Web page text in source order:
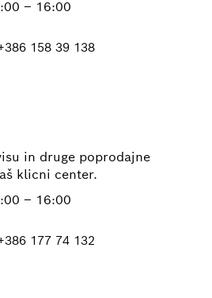
– 16:00
158 39 138
in druge poprodajne
klicni center.
– 16:00
177 74 132